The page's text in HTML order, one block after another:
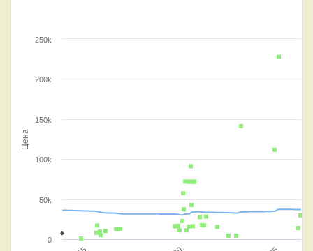
Цена
0
50k
100k
150k
200k
250k